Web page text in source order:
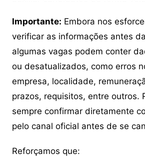
Importante: Embora nos
verificar as informações antes
algumas vagas podem conter
ou desatualizados, como erros
empresa, localidade,
prazos, requisitos, entre outros.
sempre confirmar diretamente
pelo canal oficial antes de se
Reforçamos que: